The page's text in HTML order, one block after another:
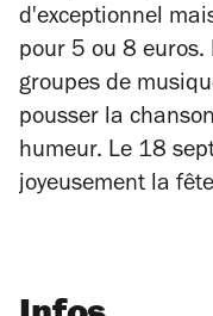
d'exceptionnel
pour 5 ou 8 euros.
groupes de
pousser la
humeur. Le 18
joyeusement la